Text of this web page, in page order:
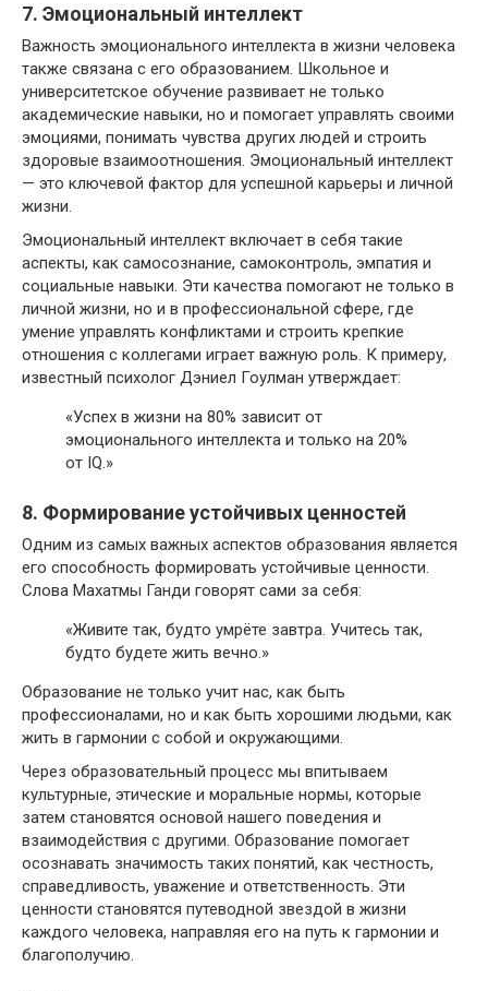
7. Эмоциональный интеллект
Важность эмоционального интеллекта в жизни человека
также связана с его образованием. Школьное и
университетское обучение развивает не только
академические навыки, но и помогает управлять своими
эмоциями, понимать чувства других людей и строить
здоровые взаимоотношения. Эмоциональный интеллект
— это ключевой фактор для успешной карьеры и личной
жизни.
Эмоциональный интеллект включает в себя такие
аспекты, как самосознание, самоконтроль, эмпатия и
социальные навыки. Эти качества помогают не только в
личной жизни, но и в профессиональной сфере, где
умение управлять конфликтами и строить крепкие
отношения с коллегами играет важную роль. К примеру,
известный психолог Дэниел Гоулман утверждает:
«Успех в жизни на 80% зависит от
эмоционального интеллекта и только на 20%
от IQ.»
8. Формирование устойчивых ценностей
Одним из самых важных аспектов образования является
его способность формировать устойчивые ценности.
Слова Махатмы Ганди говорят сами за себя:
«Живите так, будто умрёте завтра. Учитесь так,
будто будете жить вечно.»
Образование не только учит нас, как быть
профессионалами, но и как быть хорошими людьми, как
жить в гармонии с собой и окружающими.
Через образовательный процесс мы впитываем
культурные, этические и моральные нормы, которые
затем становятся основой нашего поведения и
взаимодействия с другими. Образование помогает
осознавать значимость таких понятий, как честность,
справедливость, уважение и ответственность. Эти
ценности становятся путеводной звездой в жизни
каждого человека, направляя его на путь к гармонии и
благополучию.